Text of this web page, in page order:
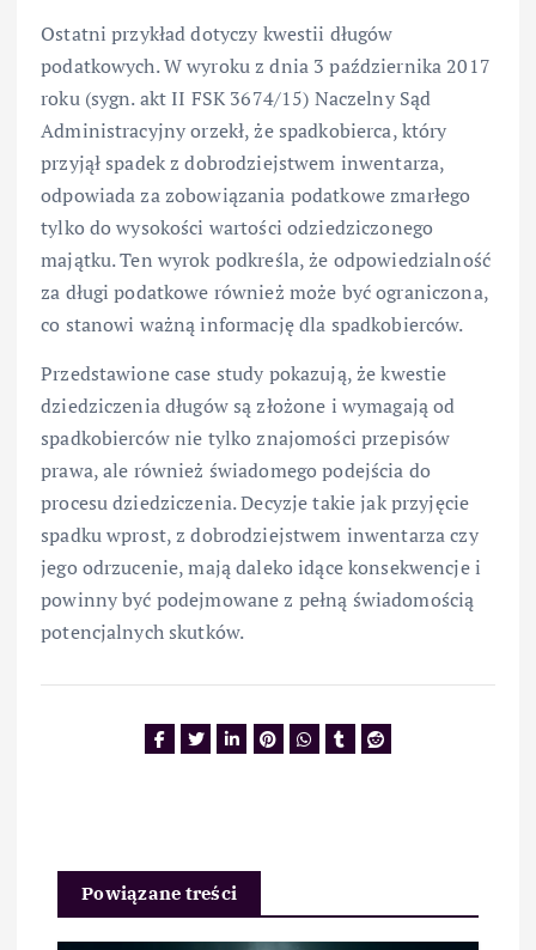
Ostatni przykład dotyczy kwestii długów
podatkowych. W wyroku z dnia 3 października 2017
roku (sygn. akt II FSK 3674/15) Naczelny Sąd
Administracyjny orzekł, że spadkobierca, który
przyjął spadek z dobrodziejstwem inwentarza,
odpowiada za zobowiązania podatkowe zmarłego
tylko do wysokości wartości odziedziczonego
majątku. Ten wyrok podkreśla, że odpowiedzialność
za długi podatkowe również może być ograniczona,
co stanowi ważną informację dla spadkobierców.
Przedstawione case study pokazują, że kwestie
dziedziczenia długów są złożone i wymagają od
spadkobierców nie tylko znajomości przepisów
prawa, ale również świadomego podejścia do
procesu dziedziczenia. Decyzje takie jak przyjęcie
spadku wprost, z dobrodziejstwem inwentarza czy
jego odrzucenie, mają daleko idące konsekwencje i
powinny być podejmowane z pełną świadomością
potencjalnych skutków.
Powiązane treści